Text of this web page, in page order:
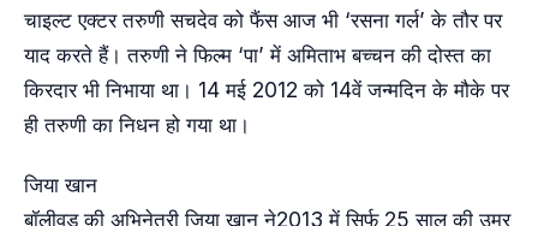
चाइल्ट एक्टर तरुणी सचदेव को फैंस आज भी ‘रसना गर्ल’ के तौर पर
याद करते हैं। तरुणी ने फिल्म ‘पा’ में अमिताभ बच्चन की दोस्त का
किरदार भी निभाया था। 14 मई 2012 को 14वें जन्मदिन के मौके पर
ही तरुणी का निधन हो गया था।
जिया खान
बॉलीवुड की अभिनेत्री जिया खान ने2013 में सिर्फ 25 साल की उम्र